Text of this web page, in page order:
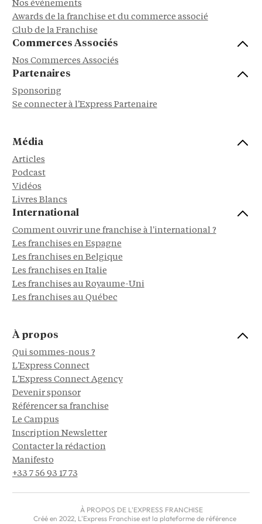
Nos événements
Awards de la franchise et du commerce associé
Club de la Franchise
Commerces Associés
Nos Commerces Associés
Partenaires
Sponsoring
Se connecter à l'Express Partenaire
Média
Articles
Podcast
Vidéos
Livres Blancs
International
Comment ouvrir une franchise à l'international ?
Les franchises en Espagne
Les franchises en Belgique
Les franchises en Italie
Les franchises au Royaume-Uni
Les franchises au Québec
À propos
Qui sommes-nous ?
L'Express Connect
L'Express Connect Agency
Devenir sponsor
Référencer sa franchise
Le Campus
Inscription Newsletter
Contacter la rédaction
Manifesto
+33 7 56 93 17 73
À PROPOS DE L'EXPRESS FRANCHISE
Créé en 2022, L'Express Franchise est la plateforme de référence